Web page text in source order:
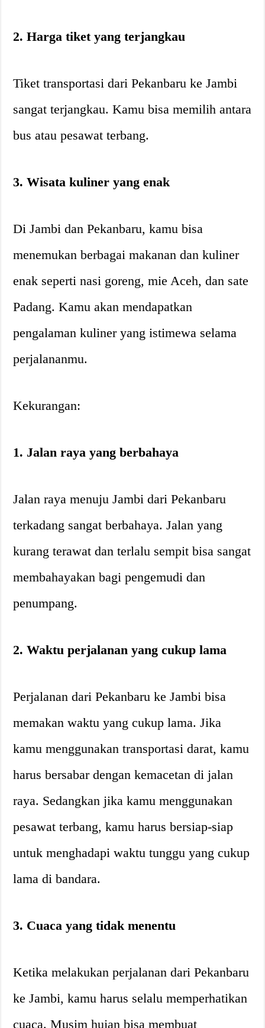
2. Harga tiket yang terjangkau
Tiket transportasi dari Pekanbaru ke Jambi
sangat terjangkau. Kamu bisa memilih antara
bus atau pesawat terbang.
3. Wisata kuliner yang enak
Di Jambi dan Pekanbaru, kamu bisa
menemukan berbagai makanan dan kuliner
enak seperti nasi goreng, mie Aceh, dan sate
Padang. Kamu akan mendapatkan
pengalaman kuliner yang istimewa selama
perjalananmu.
Kekurangan:
1. Jalan raya yang berbahaya
Jalan raya menuju Jambi dari Pekanbaru
terkadang sangat berbahaya. Jalan yang
kurang terawat dan terlalu sempit bisa sangat
membahayakan bagi pengemudi dan
penumpang.
2. Waktu perjalanan yang cukup lama
Perjalanan dari Pekanbaru ke Jambi bisa
memakan waktu yang cukup lama. Jika
kamu menggunakan transportasi darat, kamu
harus bersabar dengan kemacetan di jalan
raya. Sedangkan jika kamu menggunakan
pesawat terbang, kamu harus bersiap-siap
untuk menghadapi waktu tunggu yang cukup
lama di bandara.
3. Cuaca yang tidak menentu
Ketika melakukan perjalanan dari Pekanbaru
ke Jambi, kamu harus selalu memperhatikan
cuaca. Musim hujan bisa membuat